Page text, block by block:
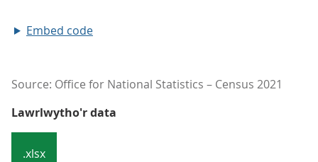
Embed code
Source: Office for National Statistics – Census 2021
Lawrlwytho'r data
.xlsx